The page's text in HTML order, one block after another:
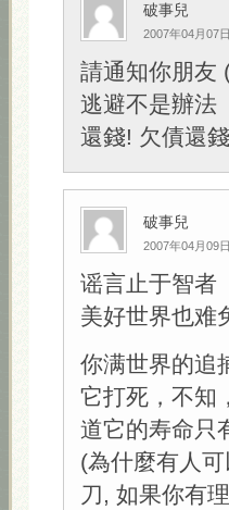
破事兒
2007年04月07
請通知你朋友
逃避不是辦法
還錢! 欠債還
破事兒
2007年04月09
谣言止于智者
美好世界也难
你满世界的追
它打死，不知
道它的寿命只
(為什麼有人
刀, 如果你有